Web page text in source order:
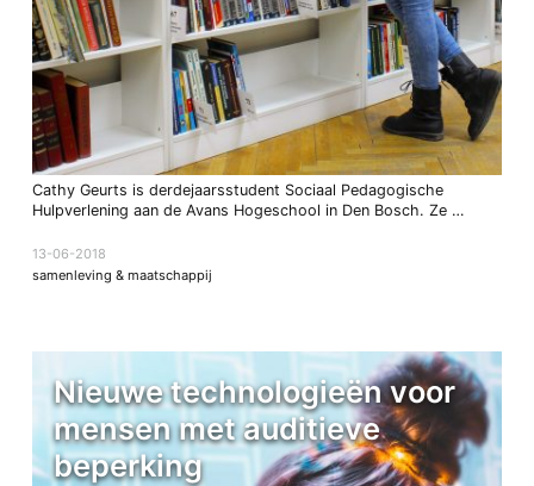
Cathy Geurts is derdejaarsstudent Sociaal Pedagogische
Hulpverlening aan de Avans Hogeschool in Den Bosch. Ze …
13-06-2018
samenleving & maatschappij
Nieuwe technologieën voor
mensen met auditieve
beperking